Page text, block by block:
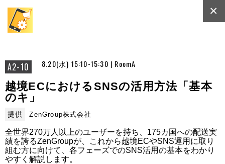
A2-10 8.20(水) 15:10-15:30 | RoomA
×
越境ECにおけるSNSの活用方法「基本
のキ」
提供 ZenGroup株式会社
全世界270万人以上のユーザーを持ち、175カ国への配送実
績を誇るZenGroupが、これから越境ECやSNS運用に取り
組む方に向けて、各フェーズでのSNS活用の基本をわかり
やすく解説します。